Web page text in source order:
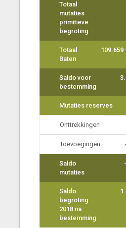
Totaal
mutaties
primitieve
begroting
Totaal
Baten
109.659
Saldo voor
bestemming
Mutaties reserves
Onttrekkingen
Toevoegingen
Saldo
mutaties
Saldo
begroting
2018 na
bestemming